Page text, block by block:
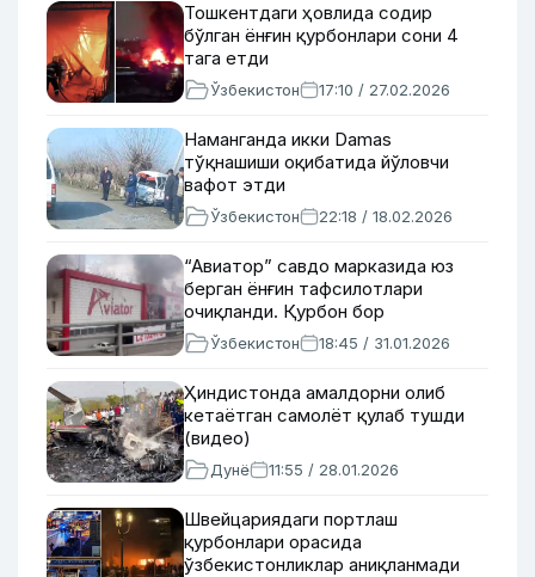
Тошкентдаги ҳовлида содир
бўлган ёнғин қурбонлари сони 4
тага етди
Ўзбекистон 17:10 / 27.02.2026
Наманганда икки Damas
тўқнашиши оқибатида йўловчи
вафот этди
Ўзбекистон 22:18 / 18.02.2026
“Авиатор” савдо марказида юз
берган ёнғин тафсилотлари
очиқланди. Қурбон бор
Ўзбекистон 18:45 / 31.01.2026
Ҳиндистонда амалдорни олиб
кетаётган самолёт қулаб тушди
(видео)
Дунё 11:55 / 28.01.2026
Швейцариядаги портлаш
қурбонлари орасида
ўзбекистонликлар аниқланмади